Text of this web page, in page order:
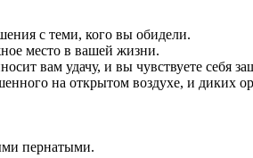
с теми, кого вы обидели.
место в вашей жизни.
вам удачу, и вы чувствуете себя
на открытом воздухе, и диких
пернатыми.